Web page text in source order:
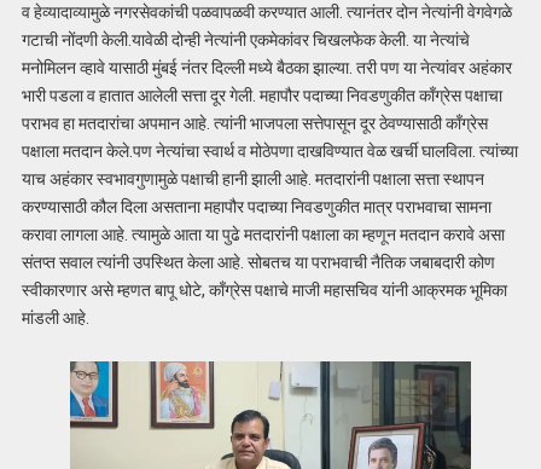
व हेव्यादाव्यामुळे नगरसेवकांची पळवापळवी करण्यात आली. त्यानंतर दोन नेत्यांनी वेगवेगळे
गटाची नोंदणी केली.यावेळी दोन्ही नेत्यांनी एकमेकांवर चिखलफेक केली. या नेत्यांचे
मनोमिलन व्हावे यासाठी मुंबई नंतर दिल्ली मध्ये बैठका झाल्या. तरी पण या नेत्यांवर अहंकार
भारी पडला व हातात आलेली सत्ता दूर गेली. महापौर पदाच्या निवडणुकीत काँग्रेस पक्षाचा
पराभव हा मतदारांचा अपमान आहे. त्यांनी भाजपला सत्तेपासून दूर ठेवण्यासाठी काँग्रेस
पक्षाला मतदान केले.पण नेत्यांचा स्वार्थ व मोठेपणा दाखविण्यात वेळ खर्ची घालविला. त्यांच्या
याच अहंकार स्वभावगुणामुळे पक्षाची हानी झाली आहे. मतदारांनी पक्षाला सत्ता स्थापन
करण्यासाठी कौल दिला असताना महापौर पदाच्या निवडणुकीत मात्र पराभवाचा सामना
करावा लागला आहे. त्यामुळे आता या पुढे मतदारांनी पक्षाला का म्हणून मतदान करावे असा
संतप्त सवाल त्यांनी उपस्थित केला आहे. सोबतच या पराभवाची नैतिक जबाबदारी कोण
स्वीकारणार असे म्हणत बापू धोटे, काँग्रेस पक्षाचे माजी महासचिव यांनी आक्रमक भूमिका
मांडली आहे.